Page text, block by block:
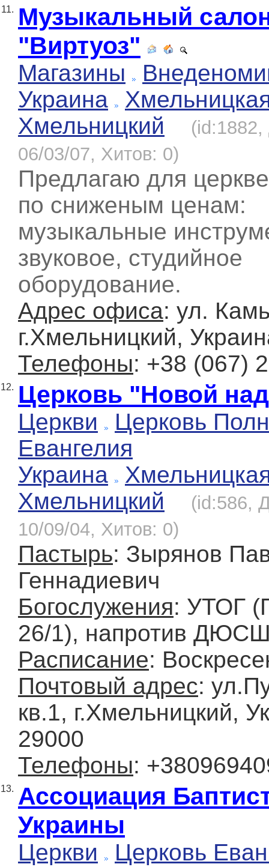
11. Музыкальный
"Виртуоз"
Магазины
Украина
Хмельницкий
06/03/07, Хитов: 0)
Предлагаю для
по сниженым ценам:
музыкальные
звуковое, студийное
оборудование.
Адрес офиса: ул.
г.Хмельницкий,
Телефоны: +38 (067)
12. Церковь "Новой
Церкви
Церковь
Евангелия
Украина
Хмельницкий
(id:586,
10/09/04, Хитов: 0)
Пастырь: Зырянов
Геннадиевич
Богослужения: УТОГ
26/1), напротив
Расписание:
Почтовый адрес:
кв.1, г.Хмельницкий,
29000
Телефоны:
13. Ассоциация
Украины
Церкви
Церковь